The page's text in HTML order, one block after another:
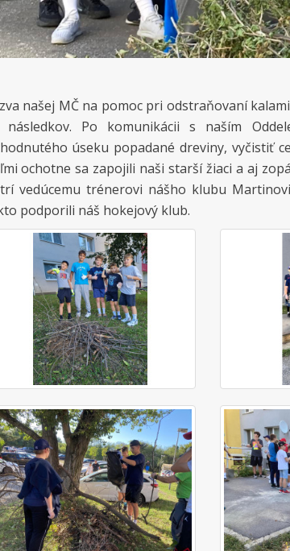
našej MČ na pomoc pri odstraňovaní
následkov. Po komunikácii s naším
úseku popadané dreviny, vyčistiť
ochotne sa zapojili naši starší žiaci a aj
vedúcemu trénerovi nášho klubu
podporili náš hokejový klub.